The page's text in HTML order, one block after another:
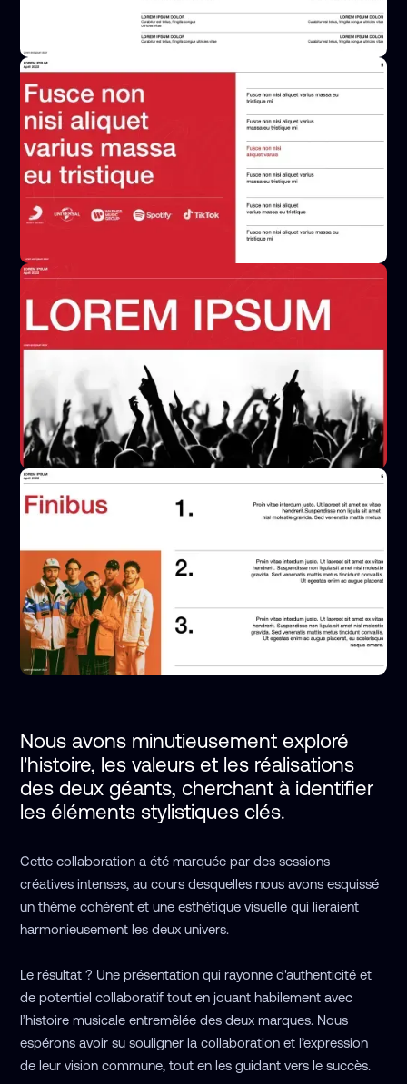
Nous avons minutieusement exploré
l'histoire, les valeurs et les réalisations
des deux géants, cherchant à identifier
les éléments stylistiques clés.
Cette collaboration a été marquée par des sessions
créatives intenses, au cours desquelles nous avons esquissé
un thème cohérent et une esthétique visuelle qui lieraient
harmonieusement les deux univers.
Le résultat ? Une présentation qui rayonne d'authenticité et
de potentiel collaboratif tout en jouant habilement avec
l’histoire musicale entremêlée des deux marques. Nous
espérons avoir su souligner la collaboration et l’expression
de leur vision commune, tout en les guidant vers le succès.